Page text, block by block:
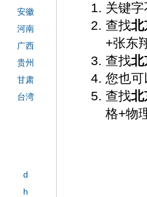
关键
查找北
+张东
查找北
您也
查找北
格+物
安徽
河南
广西
贵州
甘肃
台湾
d
h